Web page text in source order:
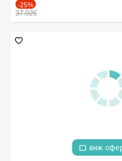
-25%
37.02€
виж